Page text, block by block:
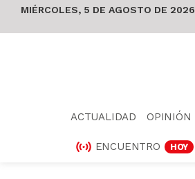
MIÉRCOLES, 5 DE AGOSTO DE 2026
ACTUALIDAD OPINIÓN
ENCUENTRO HOY